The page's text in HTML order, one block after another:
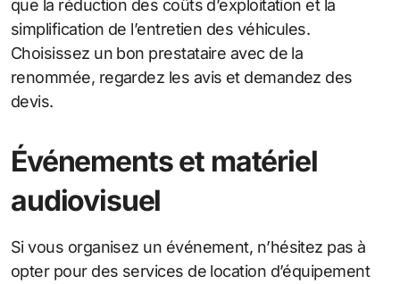
que la réduction des coûts d’exploitation et la
simplification de l’entretien des véhicules.
Choisissez un bon prestataire avec de la
renommée, regardez les avis et demandez des
devis.
Événements et matériel
audiovisuel
Si vous organisez un événement, n’hésitez pas à
opter pour des services de location d’équipement